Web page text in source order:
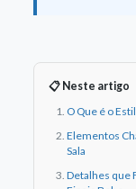
📋 Neste artigo
O Que é o
Elementos
Sala
Detalhes que